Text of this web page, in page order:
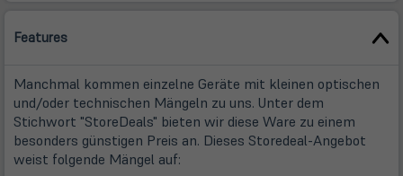
Features
Manchmal kommen einzelne Geräte mit kleinen optischen
und/oder technischen Mängeln zu uns. Unter dem
Stichwort "StoreDeals" bieten wir diese Ware zu einem
besonders günstigen Preis an. Dieses Storedeal-Angebot
weist folgende Mängel auf: